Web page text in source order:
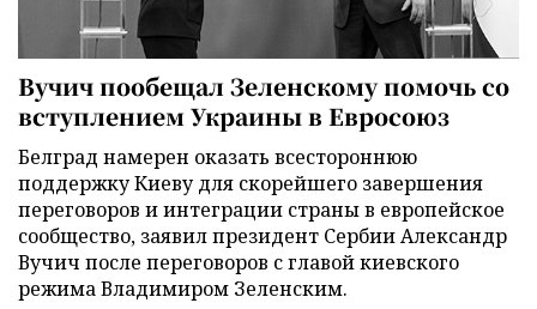
Вучич пообещал Зеленскому помочь со
вступлением Украины в Евросоюз
Белград намерен оказать всестороннюю
поддержку Киеву для скорейшего завершения
переговоров и интеграции страны в европейское
сообщество, заявил президент Сербии Александр
Вучич после переговоров с главой киевского
режима Владимиром Зеленским.